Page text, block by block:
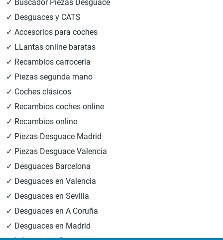
✓ Buscador Piezas Desguace
✓ Desguaces y CATS
✓ Accesorios para coches
✓ LLantas online baratas
✓ Recambios carrocería
✓ Piezas segunda mano
✓ Coches clásicos
✓ Recambios coches online
✓ Recambios online
✓ Piezas Desguace Madrid
✓ Piezas Desguace Valencia
✓ Desguaces Barcelona
✓ Desguaces en Valencia
✓ Desguaces en Sevilla
✓ Desguaces en A Coruña
✓ Desguaces en Madrid